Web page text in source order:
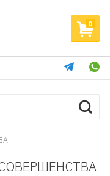
0
СОВЕРШЕНСТВА